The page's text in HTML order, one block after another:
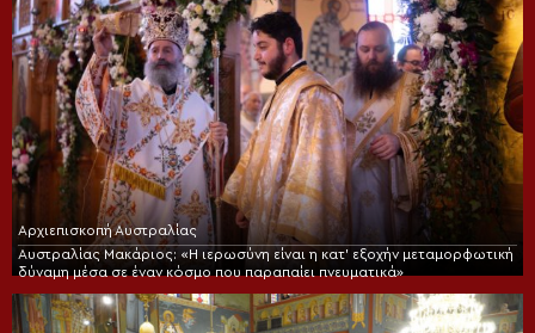
Αρχιεπισκοπή Αυστραλίας
Αυστραλίας Μακάριος: «Η ιερωσύνη είναι η κατ’ εξοχήν μεταμορφωτική
δύναμη μέσα σε έναν κόσμο που παραπαίει πνευματικά»